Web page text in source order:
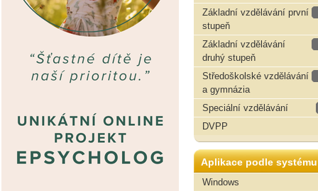
Základní vzdělávání první
stupeň
Základní vzdělávání
druhý stupeň
Středoškolské vzdělávání
a gymnázia
Speciální vzdělávání
DVPP
Aplikace podle systému
Windows